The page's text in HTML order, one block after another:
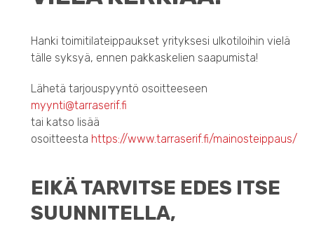
Hanki toimitilateippaukset yrityksesi ulkotiloihin vielä
tälle syksyä, ennen pakkaskelien saapumista!
Lähetä tarjouspyyntö osoitteeseen
myynti@tarraserif.fi
tai katso lisää
osoitteesta https://www.tarraserif.fi/mainosteippaus/
EIKÄ TARVITSE EDES ITSE
SUUNNITELLA,